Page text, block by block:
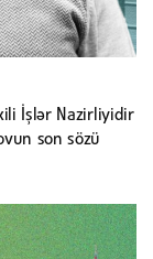
İşlər Nazirliyidir
son sözü